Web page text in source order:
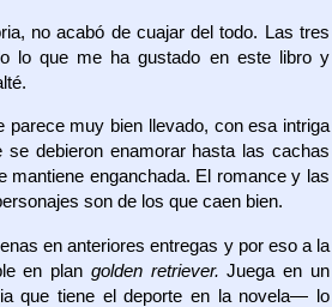
no acabó de cuajar del todo. Las tres
lo que me ha gustado en este libro y
parece muy bien llevado, con esa intriga
debieron enamorar hasta las cachas
mantiene enganchada. El romance y las
son de los que caen bien.
en anteriores entregas y por eso a la
en plan golden retriever. Juega en un
que tiene el deporte en la novela— lo